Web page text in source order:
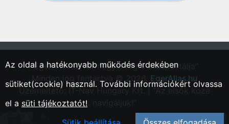
"Eger, Heves vármegyei régió állásportálja"
Minden jog fentartva © 2026. EgerAllas.hu
Üzemeltető: IT-Nav Hungary Kft. | "Az elsők közé
Az oldal a hatékonyabb működés érdekében
sütiket(cookie) használ. További információkért olvassa
el a süti tájékoztatót!